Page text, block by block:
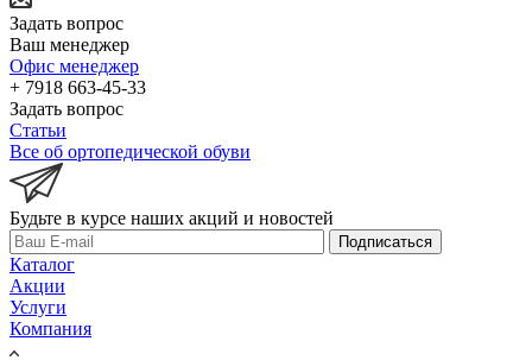
Задать вопрос
Ваш менеджер
Офис менеджер
+ 7918 663-45-33
Задать вопрос
Статьи
Все об ортопедической обуви
Будьте в курсе наших акций и новостей
Подписаться
Каталог
Акции
Услуги
Компания